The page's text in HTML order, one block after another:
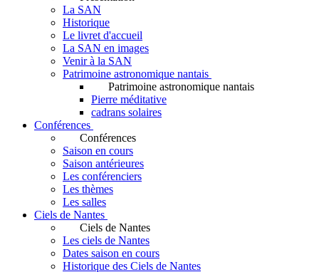
La SAN
Historique
Le livret d'accueil
La SAN en images
Venir à la SAN
Patrimoine astronomique nantais
Patrimoine astronomique nantais
Pierre méditative
cadrans solaires
Conférences
Conférences
Saison en cours
Saison antérieures
Les conférenciers
Les thèmes
Les salles
Ciels de Nantes
Ciels de Nantes
Les ciels de Nantes
Dates saison en cours
Historique des Ciels de Nantes